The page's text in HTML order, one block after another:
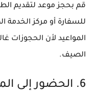
قم بحجز موعد لتقديم
للسفارة أو مركز الخدمة
المواعيد لأن الحجوزات
الصيف.
6. الحضور إلى الموعد وتقديم الطلب